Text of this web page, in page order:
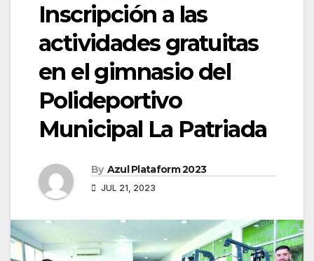
Inscripción a las
actividades gratuitas
en el gimnasio del
Polideportivo
Municipal La Patriada
By Azul Plataform 2023
JUL 21, 2023